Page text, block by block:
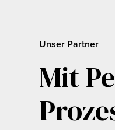
Unser Partner
Mit